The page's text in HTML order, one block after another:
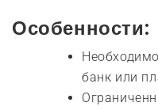
Особенности:
банк или